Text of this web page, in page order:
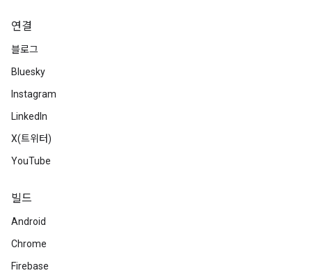
연결
블로그
Bluesky
Instagram
LinkedIn
X(트위터)
YouTube
빌드
Android
Chrome
Firebase